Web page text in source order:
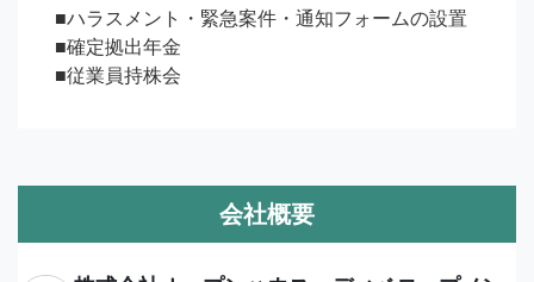
■ハラスメント・緊急案件・通知フォームの設置
■確定拠出年金
■従業員持株会
会社概要